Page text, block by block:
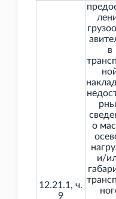
12.21.1, ч.
9
в
о
и/